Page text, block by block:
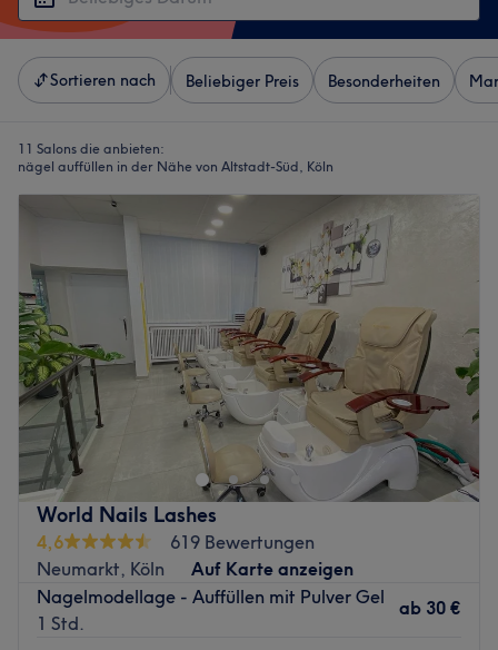
Sortieren nach Beliebiger Preis Besonderheiten
11 Salons die anbieten:
nägel auffüllen in der Nähe von Altstadt-Süd, Köln
World Nails Lashes
4,6
619 Bewertungen
Neumarkt, Köln
Auf Karte anzeigen
Nagelmodellage - Auffüllen mit Pulver Gel
1 Std.
ab 30 €